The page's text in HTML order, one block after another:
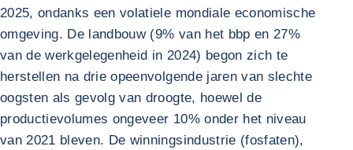
2025, ondanks een volatiele mondiale economische
omgeving. De landbouw (9% van het bbp en 27%
van de werkgelegenheid in 2024) begon zich te
herstellen na drie opeenvolgende jaren van slechte
oogsten als gevolg van droogte, hoewel de
productievolumes ongeveer 10% onder het niveau
van 2021 bleven. De winningsindustrie (fosfaten),